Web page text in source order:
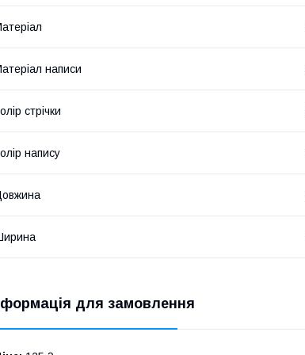
написи
стрічки
напису
для замовлення